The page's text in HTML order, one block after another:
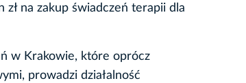
na zakup świadczeń terapii dla
w Krakowie, które oprócz
prowadzi działalność